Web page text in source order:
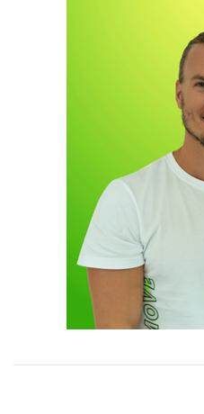
Beletrie pro dospělé
Byznys a ekonomie